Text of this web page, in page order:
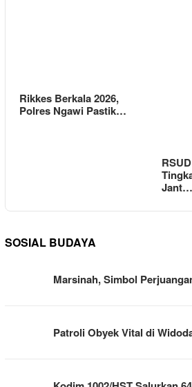
Rikkes Berkala 2026,
Polres Ngawi Pastik…
Jant…
SOSIAL BUDAYA
Marsinah, Simbol
Patroli Obyek Vital di